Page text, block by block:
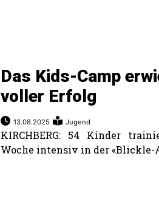
Das Kids-Camp
voller Erfolg
13.08.2025 Jugend
KIRCHBERG: 54 Kinder
Woche intensiv in der «Blickle-